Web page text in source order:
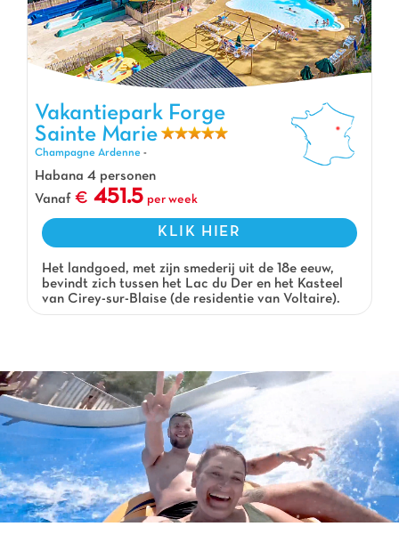
Ardenne
Vakantiepark Forge
Sainte Marie
Champagne Ardenne -
Habana 4 personen
Vanaf
451.5 per week
KLIK HIER
Het landgoed, met zijn smederij uit de 18e eeuw,
bevindt zich tussen het Lac du Der en het Kasteel
van Cirey-sur-Blaise (de residentie van Voltaire).